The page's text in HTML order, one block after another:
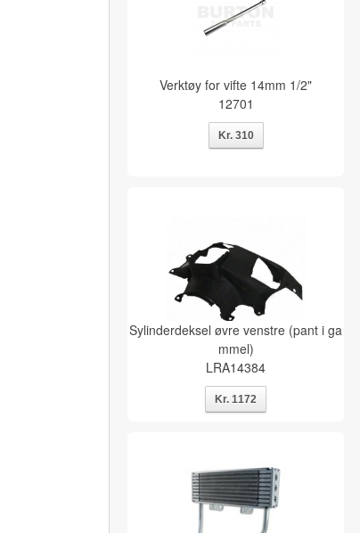
Verktøy for vifte 14mm 1/2"
12701
Sylinderdeksel øvre venstre (pant i ga
mmel)
LRA14384